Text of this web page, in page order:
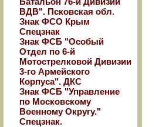
ВДВ". Псковская обл.
Знак ФСО Крым
Спецзнак
Знак ФСБ "Особый
Отдел по 6-й
Мотострелковой Дивизии
3-го Армейского
Корпуса". ДКС
Знак ФСБ "Управление
по Московскому
Военному Округу."
Спецзнак.